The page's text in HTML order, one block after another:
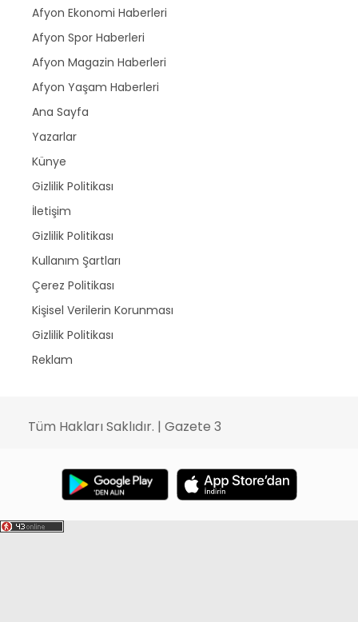
Afyon Ekonomi Haberleri
Afyon Spor Haberleri
Afyon Magazin Haberleri
Afyon Yaşam Haberleri
Ana Sayfa
Yazarlar
Künye
Gizlilik Politikası
İletişim
Gizlilik Politikası
Kullanım Şartları
Çerez Politikası
Kişisel Verilerin Korunması
Gizlilik Politikası
Reklam
Tüm Hakları Saklıdır. | Gazete 3